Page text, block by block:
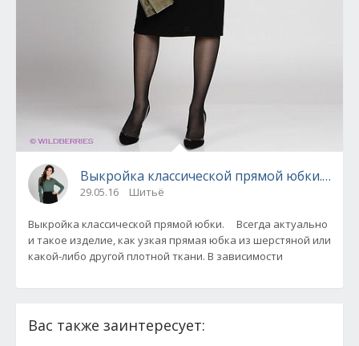
Выкройка классической прямой юбки.
29.05.16 Шитьё
Выкройка классической прямой юбки. Всегда актуально
и такое изделие, как узкая прямая юбка из шерстяной или
какой-либо другой плотной ткани. В зависимости
Вас также заинтересует: